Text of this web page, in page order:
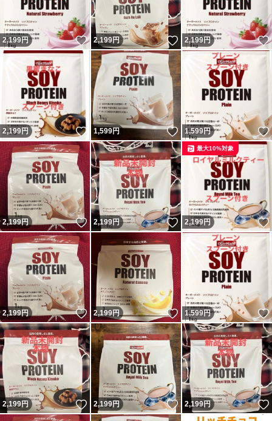
2,199円 いいね！
2,199円 いいね！
2,199円
2,199円 いいね！
1,599円 いいね！
1,599円
2,199円 いいね！
2,199円 いいね！
2,199円
最大10%対象
2,199円 いいね！
2,199円 いいね！
1,599円
2,199円 いいね！
2,199円 いいね！
2,199円